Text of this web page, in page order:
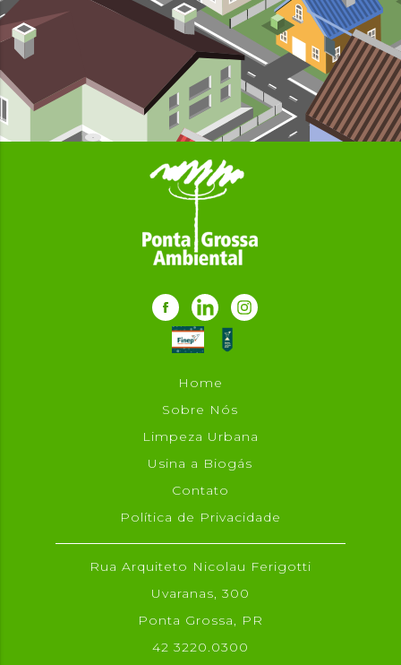
Home
Sobre Nós
Limpeza Urbana
Usina a Biogás
Contato
Política de Privacidade
Rua Arquiteto Nicolau Ferigotti
Uvaranas, 300
Ponta Grossa, PR
42 3220.0300